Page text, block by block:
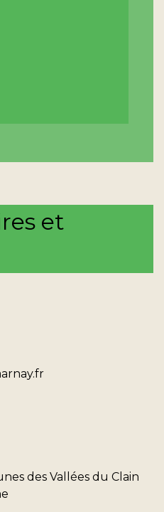
et
des Vallées du Clain